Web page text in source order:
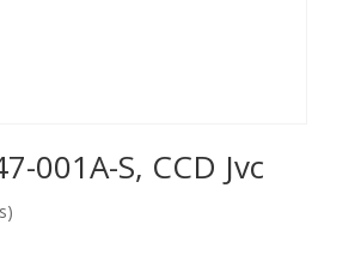
001A-S, CCD Jvc